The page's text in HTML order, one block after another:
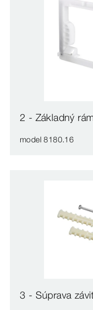
2 - Základný
model 8180.16
3 - Súprava